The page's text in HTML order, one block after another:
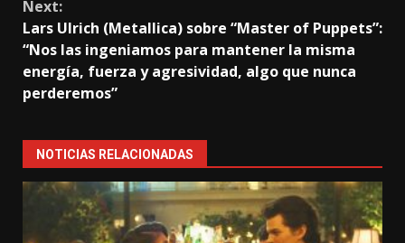
Next:
Lars Ulrich (Metallica) sobre “Master of Puppets”:
“Nos las ingeniamos para mantener la misma
energía, fuerza y agresividad, algo que nunca
perderemos”
NOTICIAS RELACIONADAS